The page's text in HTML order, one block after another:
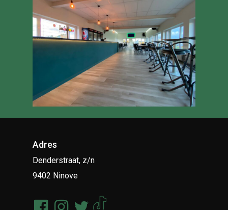
Adres
Denderstraat, z/n
9402 Ninove